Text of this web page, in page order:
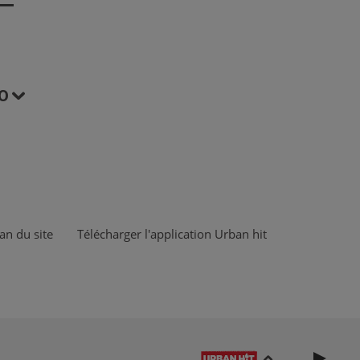
du site Télécharger l'application Urban hit